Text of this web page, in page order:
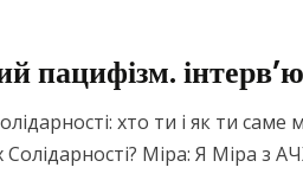
пацифізм.
хто ти і як ти
Міра: Я Міра з